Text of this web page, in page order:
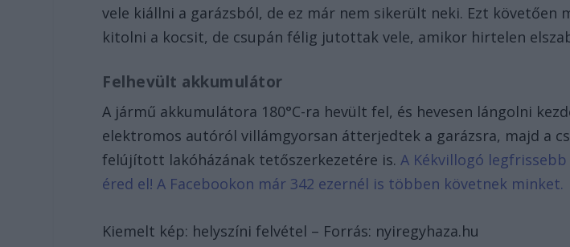
vele kiállni a garázsból, de ez már nem sikerült neki. Ezt követően
kitolni a kocsit, de csupán félig jutottak vele, amikor hirtelen
Felhevült akkumulátor
A jármű akkumulátora 180°C-ra hevült fel, és hevesen lángolni
elektromos autóról villámgyorsan átterjedtek a garázsra, majd a
felújított lakóházának tetőszerkezetére is.A Kékvillogó
éred el! A Facebookon már 342 ezernél is többen követnek minket.
Kiemelt kép: helyszíni felvétel – Forrás: nyiregyhaza.hu